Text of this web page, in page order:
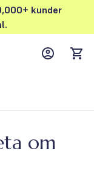
kunder
MyFFM
om